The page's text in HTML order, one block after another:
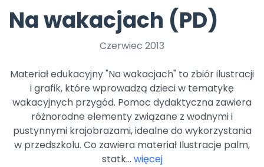
Promocje
Na wakacjach (PD)
Czerwiec 2013
Materiał edukacyjny "Na wakacjach" to zbiór ilustracji
i grafik, które wprowadzą dzieci w tematykę
wakacyjnych przygód. Pomoc dydaktyczna zawiera
różnorodne elementy związane z wodnymi i
pustynnymi krajobrazami, idealne do wykorzystania
w przedszkolu. Co zawiera materiał Ilustracje palm,
statk... więcej